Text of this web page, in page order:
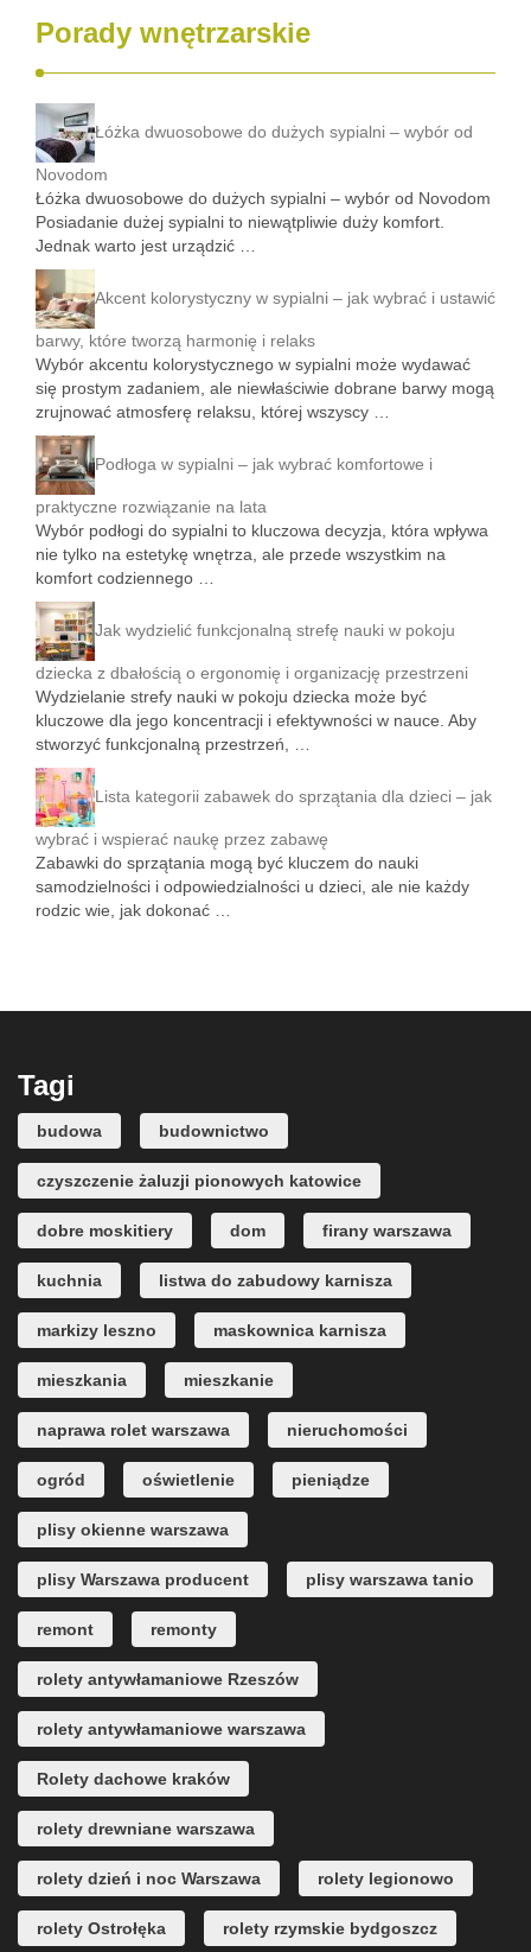
Porady wnętrzarskie
Łóżka dwuosobowe do dużych sypialni – wybór od
Novodom
Łóżka dwuosobowe do dużych sypialni – wybór od Novodom
Posiadanie dużej sypialni to niewątpliwie duży komfort.
Jednak warto jest urządzić …
Akcent kolorystyczny w sypialni – jak wybrać i ustawić
barwy, które tworzą harmonię i relaks
Wybór akcentu kolorystycznego w sypialni może wydawać
się prostym zadaniem, ale niewłaściwie dobrane barwy mogą
zrujnować atmosferę relaksu, której wszyscy …
Podłoga w sypialni – jak wybrać komfortowe i
praktyczne rozwiązanie na lata
Wybór podłogi do sypialni to kluczowa decyzja, która wpływa
nie tylko na estetykę wnętrza, ale przede wszystkim na
komfort codziennego …
Jak wydzielić funkcjonalną strefę nauki w pokoju
dziecka z dbałością o ergonomię i organizację przestrzeni
Wydzielanie strefy nauki w pokoju dziecka może być
kluczowe dla jego koncentracji i efektywności w nauce. Aby
stworzyć funkcjonalną przestrzeń, …
Lista kategorii zabawek do sprzątania dla dzieci – jak
wybrać i wspierać naukę przez zabawę
Zabawki do sprzątania mogą być kluczem do nauki
samodzielności i odpowiedzialności u dzieci, ale nie każdy
rodzic wie, jak dokonać …
Tagi
budowa budownictwo
czyszczenie żaluzji pionowych katowice
dobre moskitiery dom firany warszawa
kuchnia listwa do zabudowy karnisza
markizy leszno maskownica karnisza
mieszkania mieszkanie
naprawa rolet warszawa nieruchomości
ogród oświetlenie pieniądze
plisy okienne warszawa
plisy Warszawa producent plisy warszawa tanio
remont remonty
rolety antywłamaniowe Rzeszów
rolety antywłamaniowe warszawa
Rolety dachowe kraków
rolety drewniane warszawa
rolety dzień i noc Warszawa rolety legionowo
rolety Ostrołęka rolety rzymskie bydgoszcz